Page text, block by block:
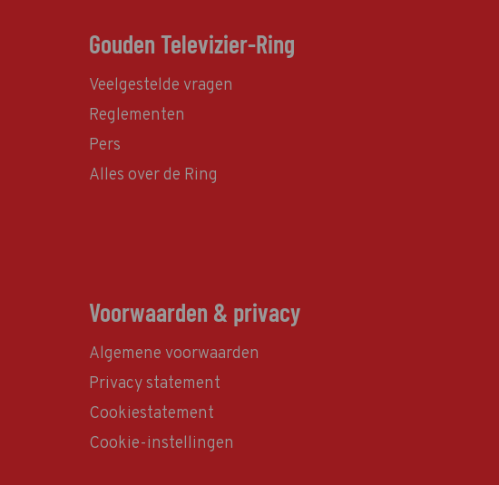
Gouden Televizier-Ring
Veelgestelde vragen
Reglementen
Pers
Alles over de Ring
Voorwaarden & privacy
Algemene voorwaarden
Privacy statement
Cookiestatement
Cookie-instellingen